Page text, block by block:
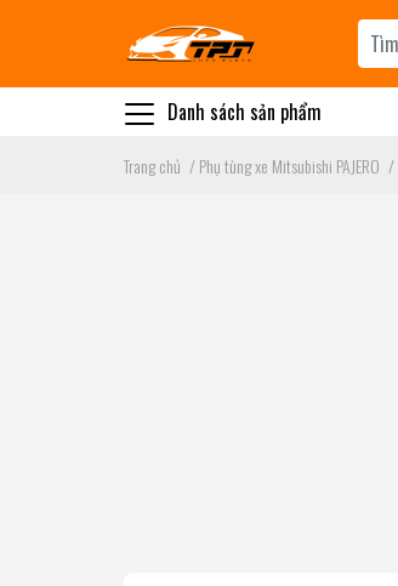
Danh sách sản phẩm
Trang chủ /Phụ tùng xe Mitsubishi PAJERO /